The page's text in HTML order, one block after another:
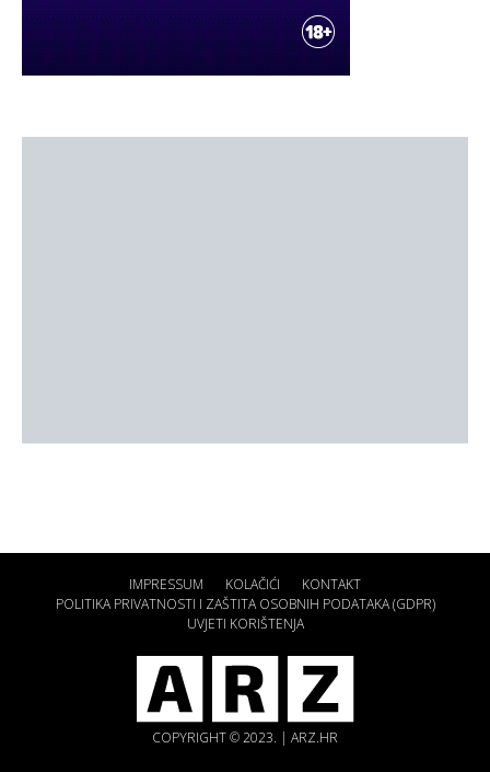
IMPRESSUM KOLAČIĆI
KONTAKT
POLITIKA PRIVATNOSTI I ZAŠTITA OSOBNIH PODATAKA (GDPR)
UVJETI KORIŠTENJA
COPYRIGHT © 2023. | ARZ.HR